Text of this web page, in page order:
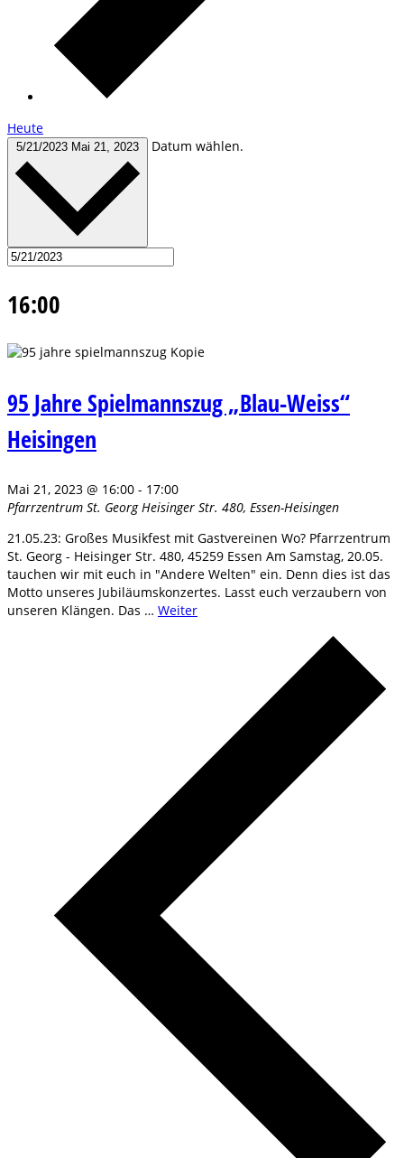
Heute
5/21/2023 Mai 21, 2023 Datum wählen.
16:00
95 Jahre Spielmannszug „Blau-Weiss“
Heisingen
Mai 21, 2023 @ 16:00 - 17:00
Pfarrzentrum St. GeorgHeisinger Str. 480, Essen-Heisingen
21.05.23: Großes Musikfest mit Gastvereinen Wo? Pfarrzentrum
St. Georg - Heisinger Str. 480, 45259 Essen Am Samstag, 20.05.
tauchen wir mit euch in "Andere Welten" ein. Denn dies ist das
Motto unseres Jubiläumskonzertes. Lasst euch verzaubern von
unseren Klängen. Das … Weiter